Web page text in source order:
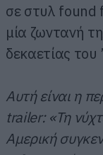
σε στυλ found
μία ζωντανή
δεκαετίας του
Αυτή είναι η
trailer: «Τη
Αμερική